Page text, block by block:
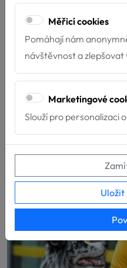
Nové týmy
4.7.2026
Máme velkou radost z
završily svou přípravu pro
za...
Měřicí cookies
Pomáhají nám
návštěvnost a zlepšovat
Marketingové
Slouží pro personalizaci